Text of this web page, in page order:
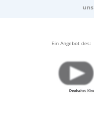
uns
Ein Angebot des: